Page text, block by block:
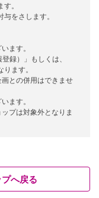
。
をさします。
ます。
録）」もしくは、
ます。
との併用はできませ
ます。
プは対象外となりま
へ戻る